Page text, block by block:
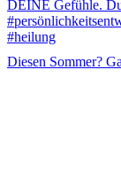
Diesen Sommer?